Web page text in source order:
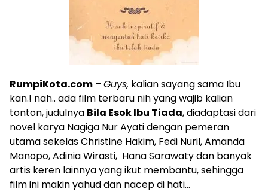
RumpiKota.com – Guys, kalian sayang sama Ibu
kan.! nah.. ada film terbaru nih yang wajib kalian
tonton, judulnya Bila Esok Ibu Tiada, diadaptasi dari
novel karya Nagiga Nur Ayati dengan pemeran
utama sekelas Christine Hakim, Fedi Nuril, Amanda
Manopo, Adinia Wirasti, Hana Sarawaty dan banyak
artis keren lainnya yang ikut membantu, sehingga
film ini makin yahud dan nacep di hati…